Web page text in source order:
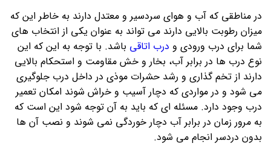
در مناطقی که آب و هوای سردسیر و معتدل دارند به خاطر این که
میزان رطوبت بالایی دارند می تواند به عنوان یکی از انتخاب های
شما برای درب ورودی و درب اتاقی باشد. با توجه به این که این
نوع درب ها در برابر آب، بخار و خش مقاومت و استحکام بالایی
دارند از تخم گذاری و رشد حشرات موذی در داخل درب جلوگیری
می شود و در مواردی که دچار آسیب و خراش شوند امکان تعمیر
درب وجود دارد. مسئله ای که باید به آن توجه شود این است که
به مرور زمان در برابر آب دچار خوردگی نمی شوند و نصب آن ها
بدون دردسر انجام می شود.